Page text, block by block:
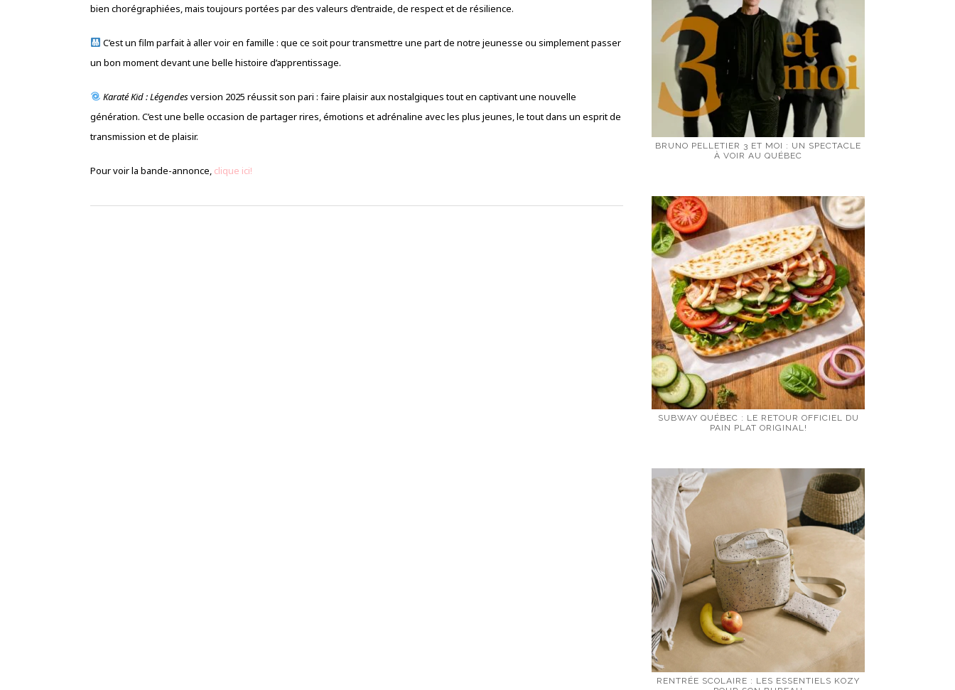
bien chorégraphiées, mais toujours portées par des valeurs d’entraide, de respect et de résilience.
C’est un film parfait à aller voir en famille : que ce soit pour transmettre une part de notre jeunesse ou simplement passer
un bon moment devant une belle histoire d’apprentissage.
Karaté Kid : Légendesversion 2025 réussit son pari : faire plaisir aux nostalgiques tout en captivant une nouvelle
génération. C’est une belle occasion de partager rires, émotions et adrénaline avec les plus jeunes, le tout dans un esprit de
transmission et de plaisir.
Pour voir la bande-annonce, clique ici!
BRUNO PELLETIER 3 ET MOI : UN SPECTACLE
À VOIR AU QUÉBEC
SUBWAY QUÉBEC : LE RETOUR OFFICIEL DU
PAIN PLAT ORIGINAL!
RENTRÉE SCOLAIRE : LES ESSENTIELS KOZY